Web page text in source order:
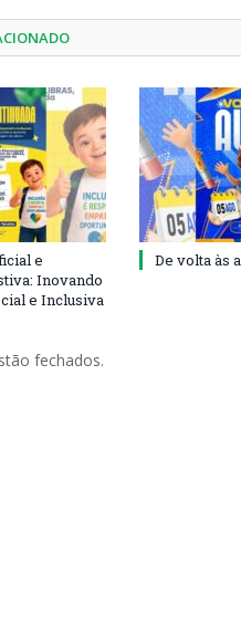
e
Inovando
e Inclusiva
De volta às
fechados.